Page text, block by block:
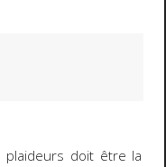
doit être la